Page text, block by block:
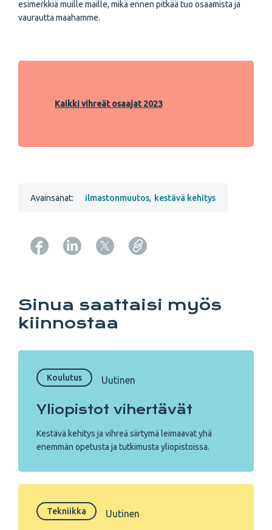
esimerkkiä muille maille, mikä ennen pitkää tuo osaamista ja
vaurautta maahamme.
Kaikki vihreät osaajat 2023
Avainsanat: ilmastonmuutos, kestävä kehitys
Sinua saattaisi myös
kiinnostaa
Koulutus Uutinen
Yliopistot vihertävät
Kestävä kehitys ja vihreä siirtymä leimaavat yhä
enemmän opetusta ja tutkimusta yliopistoissa.
Tekniikka Uutinen